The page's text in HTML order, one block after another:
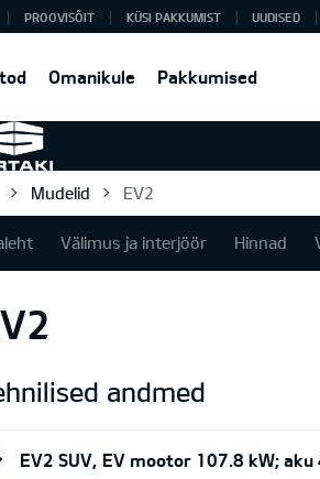
Omanikule Pakkumised
PROOVISÕIT KÜSI PAKKUMIST UUDISED
Sirtaki OÜ
Mudelid EV2
Välimus ja interjöör Hinnad
andmed
EV2 SUV, EV mootor 107.8 kW; aku